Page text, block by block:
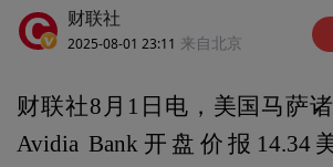
财联社
2025-08-01 23:11 来自北京
财联社8月1日电，美国马萨
Avidia Bank开盘价报14.34